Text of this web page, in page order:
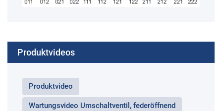
Produktvideos
Produktvideo
Wartungsvideo Umschaltventil, federöffnend